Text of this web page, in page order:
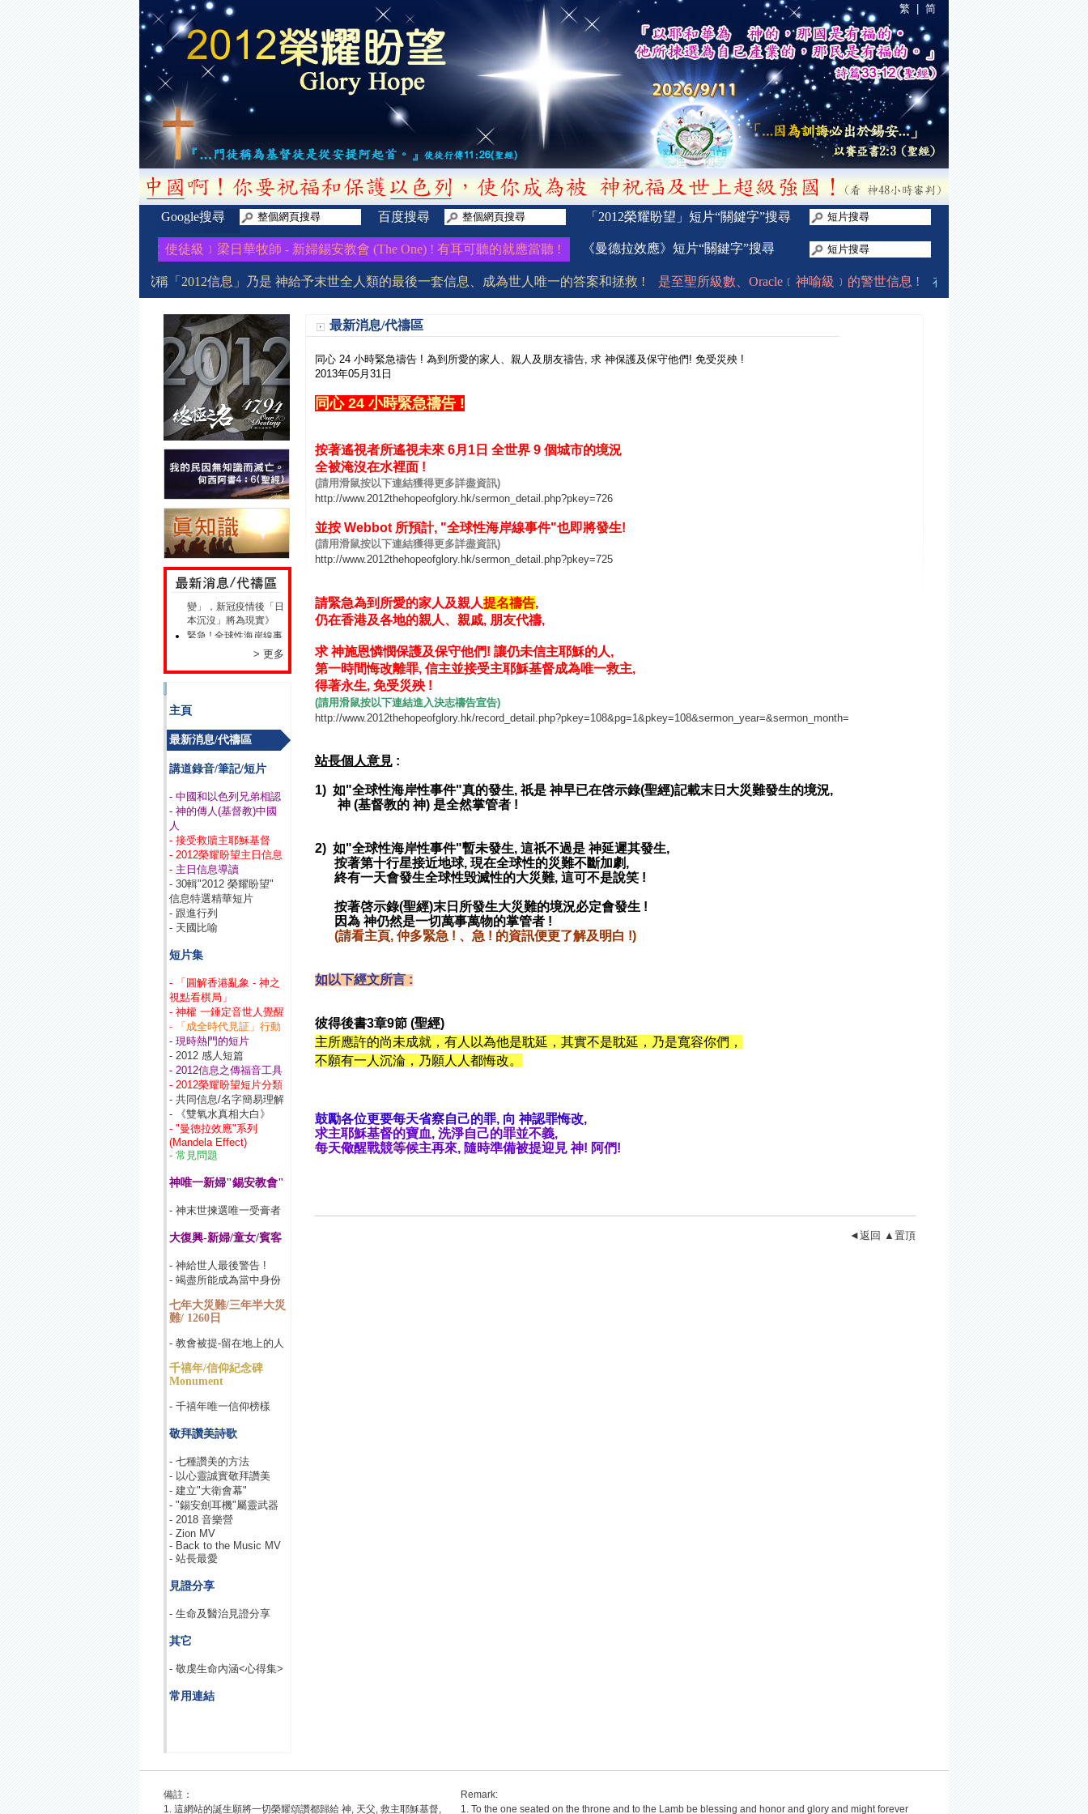
繁 简
Google搜尋 百度搜尋 「2012榮耀盼望」短片“關鍵字”搜尋
感謝 神賜下這時代先知﹝使徒級﹞梁日華牧師 - 新婦錫安教會 (The One) ! 有耳可聽的就應當聽 ! 先知日華牧師的一生及錫安教會的事蹟 》https://www.tiki-toki.com/timeline/entry/486556/-/
《曼德拉效應》短片“關鍵字”搜尋
2012榮耀盼望」信息或稱「2012信息」乃是 神給予末世全人類的最後一套信息、成為世人唯一的答案和拯救 ! 是至聖所級數、Oracle﹝神喻級﹞的警世信息 ! 在2009年12月中開始分享至
災難預言 : 日本富士山
爆發《火山學權威斷言
「富士山出現大異
變」，新冠疫情後「日
本沉沒」將為現實》
緊急 ! 全球性海岸線事
此網站工具特點 及使
用介紹
> 更多
主頁
最新消息/代禱區
講道錄音/筆記/短片
- 中國和以色列兄弟相認
- 神的傳人(基督教)中國
人
- 接受救贖主耶穌基督
- 2012榮耀盼望主日信息
- 主日信息導讀
- 30輯"2012 榮耀盼望"
信息特選精華短片
- 跟進行列
- 天國比喻
短片集
- 「圓解香港亂象 - 神之
視點看棋局」
- 神權 一錘定音世人覺醒
- 「成全時代見証」行動
- 現時熱門的短片
- 2012 感人短篇
- 2012信息之傳福音工具
- 2012榮耀盼望短片分類
- 共同信息/名字簡易理解
- 《雙氧水真相大白》
- "曼德拉效應"系列
(Mandela Effect)
- 常見問題
神唯一新婦"錫安教會"
- 神末世揀選唯一受膏者
大復興-新婦/童女/賓客
- 神給世人最後警告 !
- 竭盡所能成為當中身份
七年大災難/三年半大災
難/ 1260日
- 教會被提-留在地上的人
千禧年/信仰紀念碑
Monument
- 千禧年唯一信仰榜樣
敬拜讚美詩歌
- 七種讚美的方法
- 以心靈誠實敬拜讚美
- 建立"大衛會幕"
- "錫安劍耳機"屬靈武器
- 2018 音樂營
- Zion MV
- Back to the Music MV
- 站長最愛
見證分享
- 生命及醫治見證分享
其它
- 敬虔生命內涵<心得集>
常用連結
最新消息/代禱區
同心 24 小時緊急禱告 ! 為到所愛的家人、親人及朋友禱告, 求 神保護及保守他們! 免受災殃 !
2013年05月31日
同心 24 小時緊急禱告 !
按著遙視者所遙視未來 6月1日 全世界 9 個城市的境況
全被淹沒在水裡面 !
(請用滑鼠按以下連結獲得更多詳盡資訊)
http://www.2012thehopeofglory.hk/sermon_detail.php?pkey=726
並按 Webbot 所預計, "全球性海岸線事件"也即將發生!
(請用滑鼠按以下連結獲得更多詳盡資訊)
http://www.2012thehopeofglory.hk/sermon_detail.php?pkey=725
請緊急為到所愛的家人及親人提名禱告,
仍在香港及各地的親人、親戚, 朋友代禱,
求 神施恩憐憫保護及保守他們! 讓仍未信主耶穌的人,
第一時間悔改離罪, 信主並接受主耶穌基督成為唯一救主,
得著永生, 免受災殃 !
(請用滑鼠按以下連結進入決志禱告宣告)
http://www.2012thehopeofglory.hk/record_detail.php?pkey=108&pg=1&pkey=108&sermon_year=&sermon_month=
站長個人意見:
1) 如"全球性海岸性事件"真的發生, 祇是 神早已在啓示錄(聖經)記載末日大災難發生的境況,
神 (基督教的 神) 是全然掌管者 !
2) 如"全球性海岸性事件"暫未發生, 這祇不過是 神延遲其發生,
按著第十行星接近地球, 現在全球性的災難不斷加劇,
終有一天會發生全球性毁滅性的大災難, 這可不是說笑 !
按著啓示錄(聖經)末日所發生大災難的境況必定會發生 !
因為 神仍然是一切萬事萬物的掌管者 !
(請看主頁, 仲多緊急 ! 、急 ! 的資訊便更了解及明白 !)
如以下經文所言 :
彼得後書3章9節 (聖經)
主所應許的尚未成就，有人以為他是耽延，其實不是耽延，乃是寬容你們，
不願有一人沉淪，乃願人人都悔改。
鼓勵各位更要每天省察自己的罪, 向 神認罪悔改,
求主耶穌基督的寶血, 洗淨自己的罪並不義,
每天儆醒戰競等候主再來, 隨時準備被提迎見 神! 阿們!
◄返回 ▲置頂
備註：
1. 這網站的誕生願將一切榮耀頌讚都歸給 神, 天父, 救主耶穌基督,
Remark:
1. To the one seated on the throne and to the Lamb be blessing and honor and glory and might forever